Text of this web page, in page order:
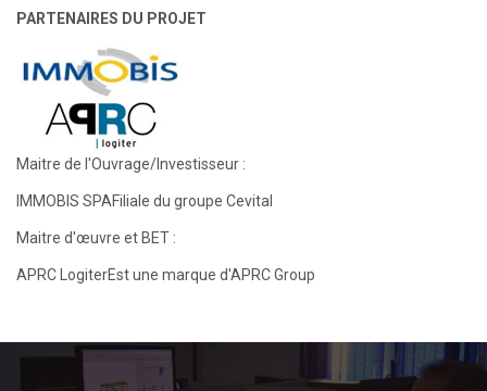
PARTENAIRES DU PROJET
Maitre de l'Ouvrage/Investisseur :
IMMOBIS SPAFiliale du groupe Cevital
Maitre d'œuvre et BET :
APRC LogiterEst une marque d'APRC Group